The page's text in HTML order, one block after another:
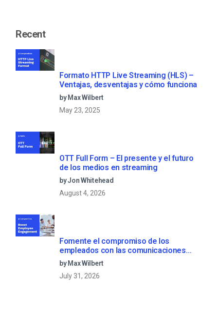
Recent
Formato HTTP Live Streaming (HLS) –
Ventajas, desventajas y cómo funciona
by Max Wilbert
May 23, 2025
OTT Full Form – El presente y el futuro
de los medios en streaming
by Jon Whitehead
August 4, 2026
Fomente el compromiso de los
empleados con las comunicaciones
corporativas en directo
by Max Wilbert
July 31, 2026